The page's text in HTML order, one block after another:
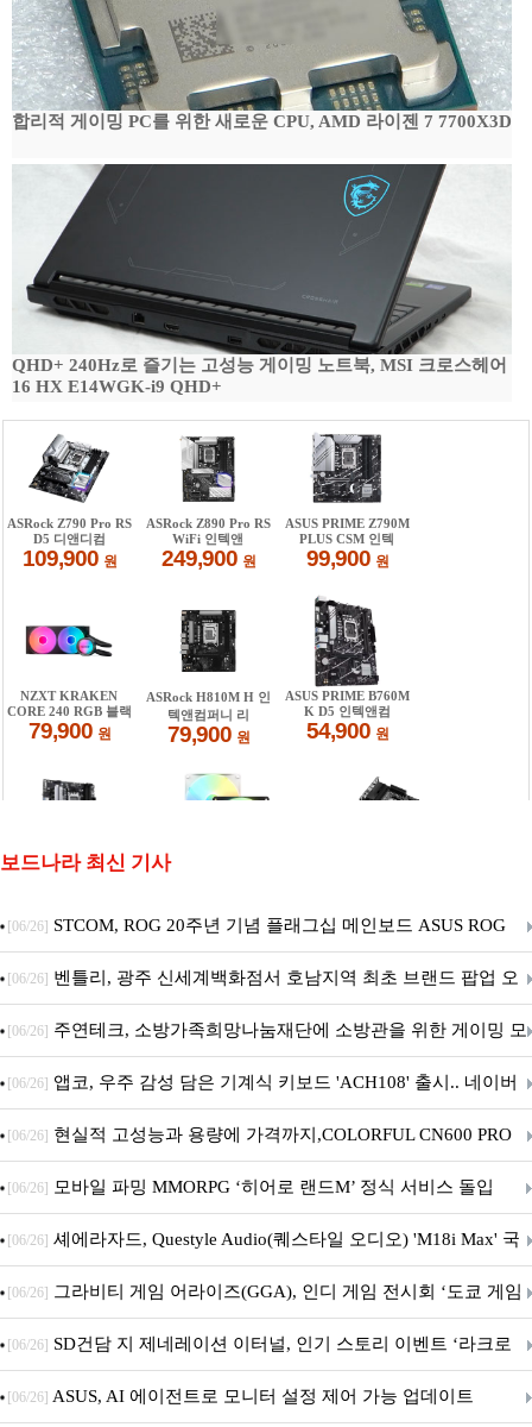
합리적 게이밍 PC를 위한 새로운 CPU, AMD 라이젠 7 7700X3D
QHD+ 240Hz로 즐기는 고성능 게이밍 노트북, MSI 크로스헤어
16 HX E14WGK-i9 QHD+
보드나라 최신 기사
[06/26] STCOM, ROG 20주년 기념 플래그십 메인보드 ASUS ROG
Crosshair X870E EDITION 20 국내 출시 예정
[06/26] 벤틀리, 광주 신세계백화점서 호남지역 최초 브랜드 팝업 오
픈
[06/26] 주연테크, 소방가족희망나눔재단에 소방관을 위한 게이밍 모
니터·스마트 펫 침대 기부
[06/26] 앱코, 우주 감성 담은 기계식 키보드 'ACH108' 출시.. 네이버
브랜드데이 기획전 진행
[06/26] 현실적 고성능과 용량에 가격까지,COLORFUL CN600 PRO
M.2 NVMe 디앤디컴 1TB
[06/26] 모바일 파밍 MMORPG ‘히어로 랜드M’ 정식 서비스 돌입
[06/26] 셰에라자드, Questyle Audio(퀘스타일 오디오) 'M18i Max' 국
내 정식 출시
[06/26] 그라비티 게임 어라이즈(GGA), 인디 게임 전시회 ‘도쿄 게임
던전 13’ 참가!
[06/26] SD건담 지 제네레이션 이터널, 인기 스토리 이벤트 ‘라크로
아의 용사’ 재개최 및 풍성한 기념 이벤트 실시!
[06/26] ASUS, AI 에이전트로 모니터 설정 제어 가능 업데이트